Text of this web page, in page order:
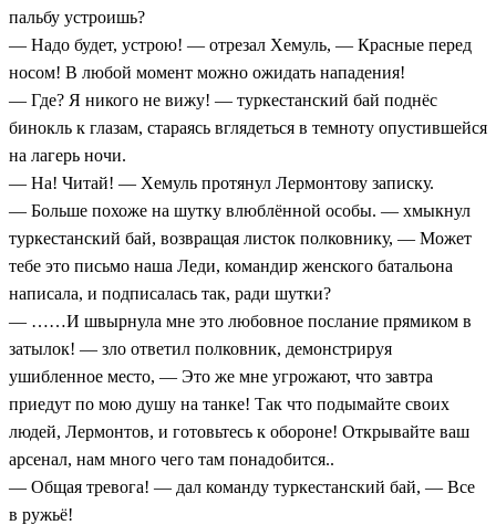
пальбу устроишь?
— Надо будет, устрою! — отрезал Хемуль, — Красные перед
носом! В любой момент можно ожидать нападения!
— Где? Я никого не вижу! — туркестанский бай поднёс
бинокль к глазам, стараясь вглядеться в темноту опустившейся
на лагерь ночи.
— На! Читай! — Хемуль протянул Лермонтову записку.
— Больше похоже на шутку влюблённой особы. — хмыкнул
туркестанский бай, возвращая листок полковнику, — Может
тебе это письмо наша Леди, командир женского батальона
написала, и подписалась так, ради шутки?
— ……И швырнула мне это любовное послание прямиком в
затылок! — зло ответил полковник, демонстрируя
ушибленное место, — Это же мне угрожают, что завтра
приедут по мою душу на танке! Так что подымайте своих
людей, Лермонтов, и готовьтесь к обороне! Открывайте ваш
арсенал, нам много чего там понадобится..
— Общая тревога! — дал команду туркестанский бай, — Все
в ружьё!